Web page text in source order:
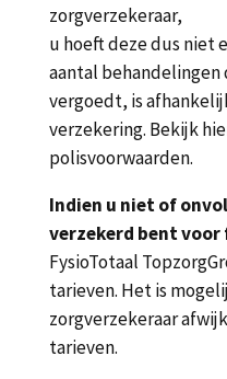
zorgverzekeraar,
u hoeft deze dus niet
aantal
vergoedt, is
verzekering. Bekijk
polisvoorwaarden.
Indien u niet of
verzekerd bent
FysioTotaal
tarieven. Het is
zorgverzekeraar
tarieven.